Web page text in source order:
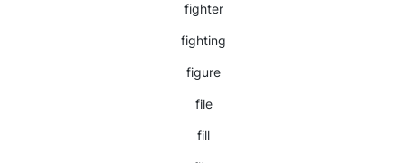
fighter
fighting
figure
file
fill